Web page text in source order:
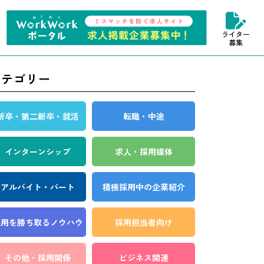
ライター
募集
ゴリー
卒・第二新卒・就活 転職・中途
インターンシップ 求人・採用媒体
アルバイト・パート 積極採用中の企業紹介
を勝ち取る ノウハウ 採用担当者向け
その他・採用関係 ビジネス関連